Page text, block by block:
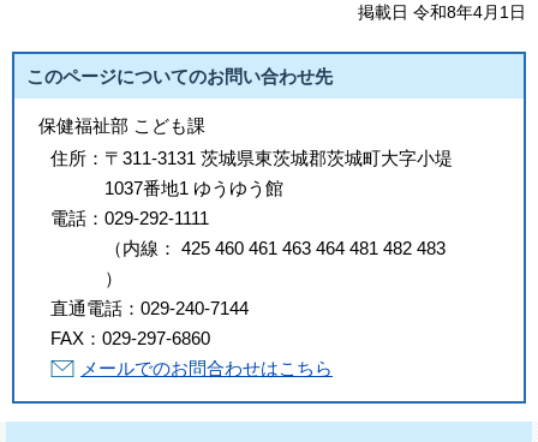
掲載日 令和8年4月1日
このページについてのお問い合わせ先
保健福祉部 こども課
住所： 〒311-3131 茨城県東茨城郡茨城町大字小堤
1037番地1 ゆうゆう館
電話： 029-292-1111
（内線 ： 425 460 461 463 464 481 482 483
）
直通電話： 029-240-7144
FAX： 029-297-6860
メールでのお問合わせはこちら